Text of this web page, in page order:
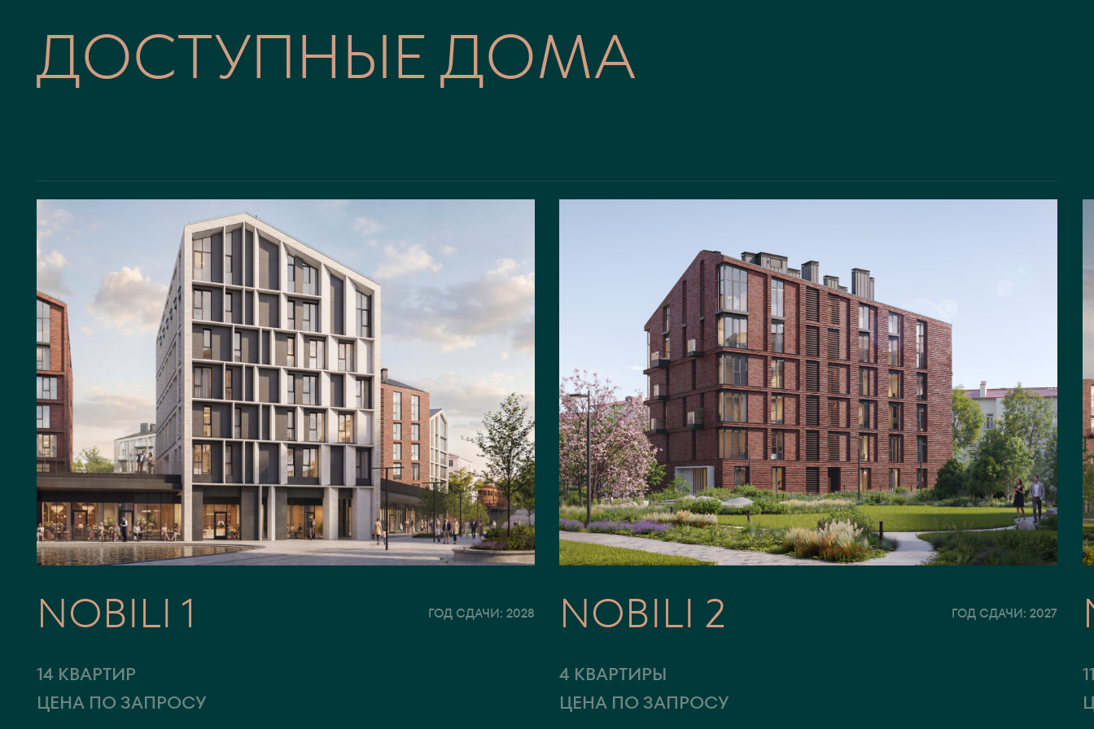
ДОСТУПНЫЕ ДОМА
NOBILI 1 ГОД СДАЧИ: 2028
14 КВАРТИР
ЦЕНА ПО ЗАПРОСУ
NOBILI 2 ГОД СДАЧИ: 2027
4 КВАРТИРЫ
ЦЕНА ПО ЗАПРОСУ